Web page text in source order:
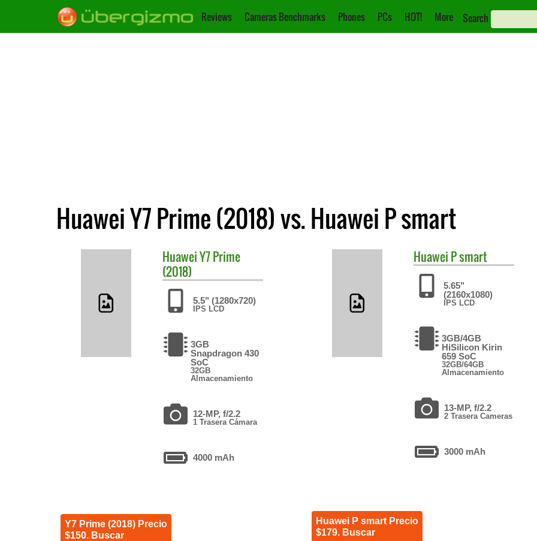
Reviews Cameras Benchmarks Phones PCs HOT! More Search
Huawei Y7 Prime (2018) vs. Huawei P smart
HuaweiY7 Prime
(2018)
5.5" (1280x720)
IPS LCD
3GB
Snapdragon 430
SoC
32GB
Almacenamiento
12-MP, f/2.2
1 Trasera Cámara
4000 mAh
Y7 Prime (2018) Precio
$150. Buscar
Huawei P smart
5.65"
(2160x1080)
IPS LCD
3GB/4GB
HiSilicon Kirin
659 SoC
32GB/64GB
Almacenamiento
13-MP, f/2.2
2 Trasera Cameras
3000 mAh
Huawei P smart Precio
$179. Buscar